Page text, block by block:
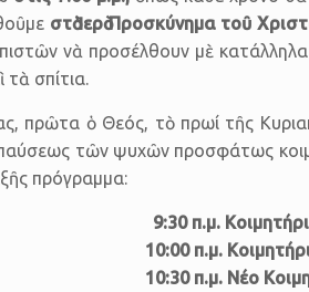
στὸ Ἱερὸ Προσκύνημα τοῦ
νὰ προσ­έλθουν μὲ
τὰ σπίτια.
πρῶτα ὁ Θεός, τὸ πρωί τῆς
τῶν ψυχῶν προσφά­τως
πρόγραμμα:
9:30 π.μ.
10:00 π.μ.
10:30 π.μ. Νέο